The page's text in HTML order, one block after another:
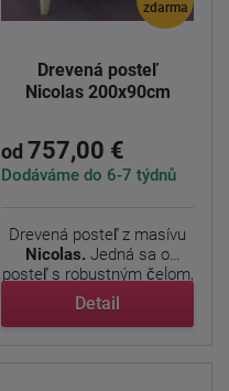
zdarma
Drevená posteľ
Nicolas 200x90cm
od 757,00 €
Dodáváme do 6-7 týdnů
Drevená posteľ z masívu
Nicolas. Jedná sa o
posteľ s robustným čelom,
...
Detail